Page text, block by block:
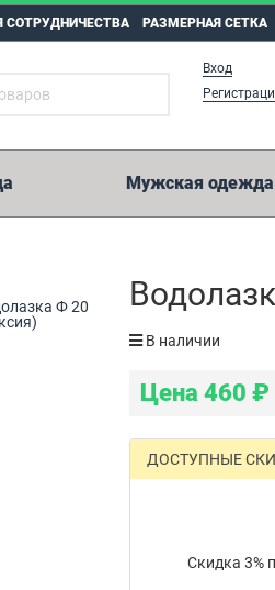
СОТРУДНИЧЕСТВА РАЗМЕРНАЯ СЕТКА
Вход
Мужская одежда
В наличии
Цена 460 ₽
ДОСТУПНЫЕ
Скидка 3%
5
Возможные способы оплаты:
Оплата на расчетный счет.
Иные способы оплаты.
Реквизиты на оплату мы
Мы работаем с